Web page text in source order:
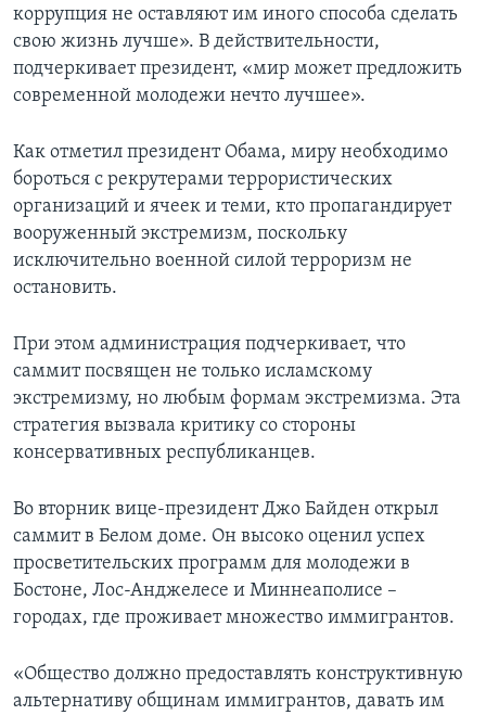
коррупция не оставляют им иного способа сделать
свою жизнь лучше». В действительности,
подчеркивает президент, «мир может предложить
современной молодежи нечто лучшее».
Как отметил президент Обама, миру необходимо
бороться с рекрутерами террористических
организаций и ячеек и теми, кто пропагандирует
вооруженный экстремизм, поскольку
исключительно военной силой терроризм не
остановить.
При этом администрация подчеркивает, что
саммит посвящен не только исламскому
экстремизму, но любым формам экстремизма. Эта
стратегия вызвала критику со стороны
консервативных республиканцев.
Во вторник вице-президент Джо Байден открыл
саммит в Белом доме. Он высоко оценил успех
просветительских программ для молодежи в
Бостоне, Лос-Анджелесе и Миннеаполисе –
городах, где проживает множество иммигрантов.
«Общество должно предоставлять конструктивную
альтернативу общинам иммигрантов, давать им